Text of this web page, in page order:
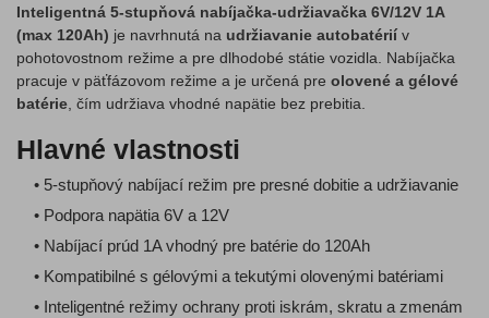
Inteligentná 5-stupňová nabíjačka-udržiavačka 6V/12V 1A
(max 120Ah) je navrhnutá na udržiavanie autobatérií v
pohotovostnom režime a pre dlhodobé státie vozidla. Nabíjačka
pracuje v päťfázovom režime a je určená pre olovené a gélové
batérie , čím udržiava vhodné napätie bez prebitia.
Hlavné vlastnosti
• 5-stupňový nabíjací režim pre presné dobitie a udržiavanie
• Podpora napätia 6V a 12V
• Nabíjací prúd 1A vhodný pre batérie do 120Ah
• Kompatibilné s gélovými a tekutými olovenými batériami
• Inteligentné režimy ochrany proti iskrám, skratu a zmenám